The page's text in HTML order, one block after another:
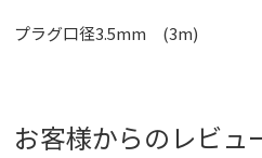
プラグ口径3.5mm (3m)
お客様からのレビュ